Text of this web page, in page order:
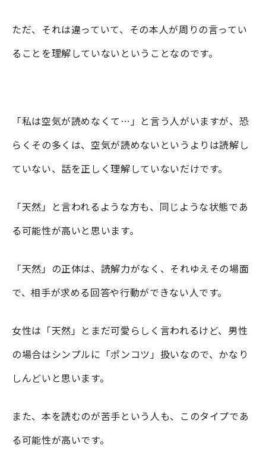
ただ、それは違っていて、その本人が周りの言ってい
ることを理解していないということなのです。
「私は空気が読めなくて…」と言う人がいますが、恐
らくその多くは、空気が読めないというよりは読解し
ていない、話を正しく理解していないだけです。
「天然」と言われるような方も、同じような状態であ
る可能性が高いと思います。
「天然」の正体は、読解力がなく、それゆえその場面
で、相手が求める回答や行動ができない人です。
女性は「天然」とまだ可愛らしく言われるけど、男性
の場合はシンプルに「ポンコツ」扱いなので、かなり
しんどいと思います。
また、本を読むのが苦手という人も、このタイプであ
る可能性が高いです。